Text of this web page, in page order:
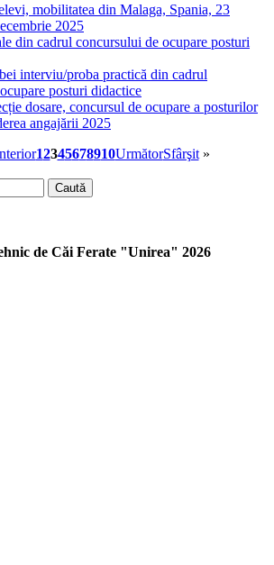
mobilitatea din Malaga, Spania, 23
2025
din cadrul concursului de ocupare posturi
interviu/proba practică din cadrul
posturi didactice
dosare, concursul de ocupare a posturilor
angajării 2025
12345678910UrmătorSfârşit»
Caută
de Căi Ferate "Unirea" 2026